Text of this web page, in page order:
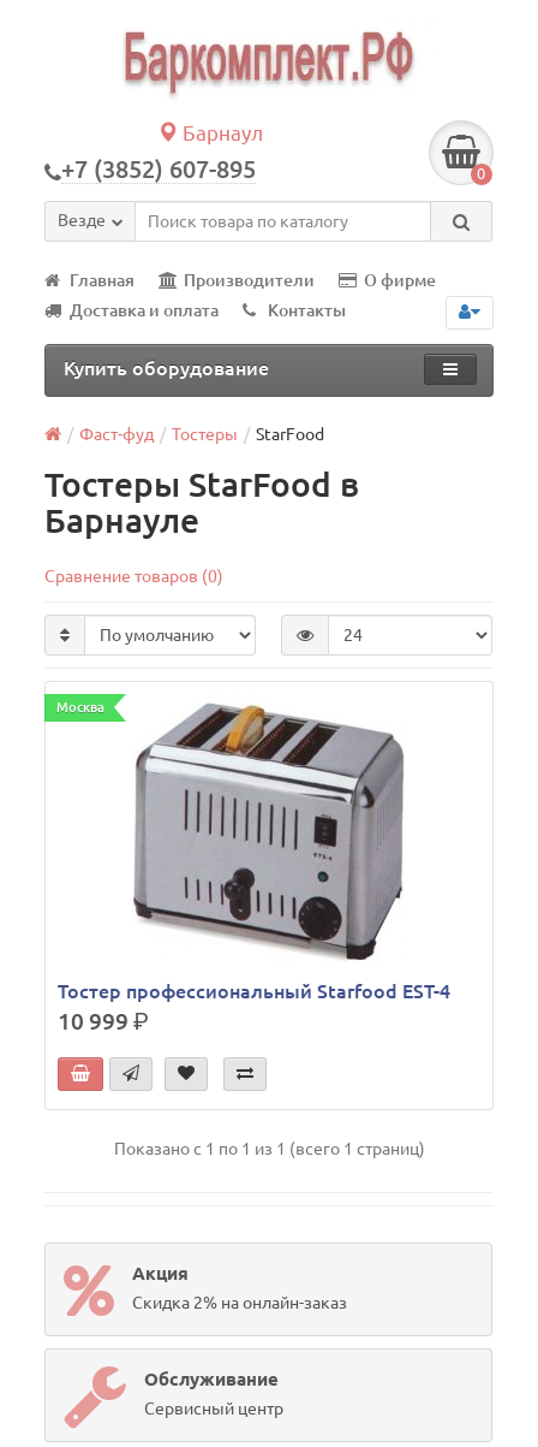
Барнаул
+7 (3852) 607-895 0
Везде
Главная Производители
О фирме
Доставка и оплата
Контакты
Купить оборудование
Фаст-фуд Тостеры StarFood
Тостеры StarFood в
Барнауле
Сравнение товаров (0)
Москва
Тостер профессиональный Starfood EST-4
10 999р.
Показано с 1 по 1 из 1 (всего 1 страниц)
Акция
Скидка 2% на онлайн-заказ
Обслуживание
Сервисный центр